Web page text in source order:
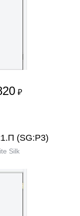
₽
(SG:P3)
Silk